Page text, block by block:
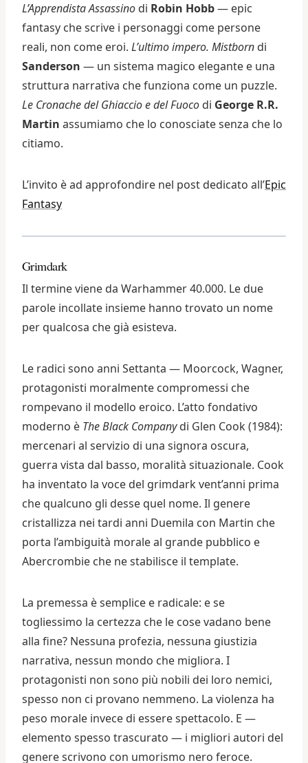
L’Apprendista Assassino di Robin Hobb— epic
fantasy che scrive i personaggi come persone
reali, non come eroi. L’ultimo impero. Mistborn di
Sanderson — un sistema magico elegante e una
struttura narrativa che funziona come un puzzle.
Le Cronache del Ghiaccio e del Fuoco di George R.R.
Martin assumiamo che lo conosciate senza che lo
citiamo.
L’invito è ad approfondire nel post dedicato all’Epic
Fantasy
Grimdark
Il termine viene da Warhammer 40.000. Le due
parole incollate insieme hanno trovato un nome
per qualcosa che già esisteva.
Le radici sono anni Settanta — Moorcock, Wagner,
protagonisti moralmente compromessi che
rompevano il modello eroico. L’atto fondativo
moderno è The Black Companydi Glen Cook (1984):
mercenari al servizio di una signora oscura,
guerra vista dal basso, moralità situazionale. Cook
ha inventato la voce del grimdark vent’anni prima
che qualcuno gli desse quel nome. Il genere
cristallizza nei tardi anni Duemila con Martin che
porta l’ambiguità morale al grande pubblico e
Abercrombie che ne stabilisce il template.
La premessa è semplice e radicale: e se
togliessimo la certezza che le cose vadano bene
alla fine? Nessuna profezia, nessuna giustizia
narrativa, nessun mondo che migliora. I
protagonisti non sono più nobili dei loro nemici,
spesso non ci provano nemmeno. La violenza ha
peso morale invece di essere spettacolo. E —
elemento spesso trascurato — i migliori autori del
genere scrivono con umorismo nero feroce.